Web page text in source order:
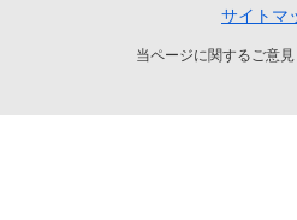
サイトマ
当ページに関するご意